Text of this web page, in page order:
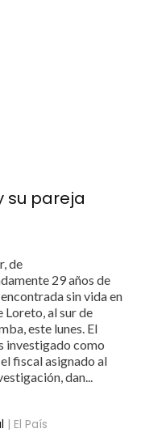
su pareja
de
29 años de
sin vida en
Loreto, al sur de
este lunes. El
investigado como
fiscal asignado al
dan...
| El País